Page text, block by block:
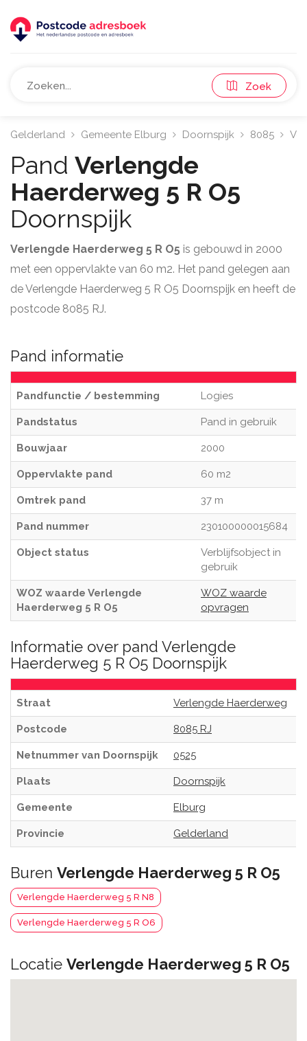
Zoek
Gelderland Gemeente Elburg Doornspijk 8085
Pand Verlengde
Haerderweg 5 R O5
Doornspijk
Verlengde Haerderweg 5 R O5 is gebouwd in 2000
met een oppervlakte van 60 m2. Het pand gelegen aan
de Verlengde Haerderweg 5 R O5 Doornspijk en heeft de
postcode 8085 RJ.
Pand informatie
Pandfunctie / bestemming Logies
Pandstatus Pand in gebruik
Bouwjaar 2000
Oppervlakte pand 60 m2
Omtrek pand 37 m
Pand nummer 230100000015684
Object status
Verblijfsobject in
gebruik
WOZ waarde Verlengde
Haerderweg 5 R O5
WOZ waarde
opvragen
Informatie over pand Verlengde
Haerderweg 5 R O5 Doornspijk
Straat Verlengde Haerderweg
Postcode 8085 RJ
Netnummer van Doornspijk 0525
Plaats Doornspijk
Gemeente Elburg
Provincie Gelderland
Buren Verlengde Haerderweg 5 R O5
Verlengde Haerderweg 5 R N8
Verlengde Haerderweg 5 R O6
Locatie Verlengde Haerderweg 5 R O5